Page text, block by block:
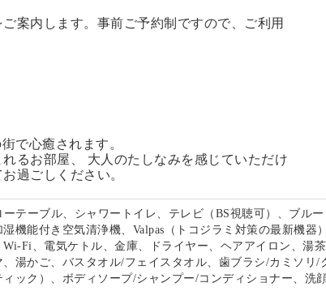
案内します。 事前ご予約制ですので、ご利用
で心癒されます。
るお部屋、 大人のたしなみを感じていただけ
過ごしください。
ーテーブル、シャワートイレ、テレビ（BS視聴可）、ブル
機能付き空気清浄機、Valpas（トコジラミ対策の最新機器
Fi、電気ケトル、金庫、ドライヤー、ヘアアイロン、湯
、湯かご、バスタオル/フェイスタオル、歯ブラシ/カミソリ/
ィック）、ボディソープ/シャンプー/コンディショナー、洗